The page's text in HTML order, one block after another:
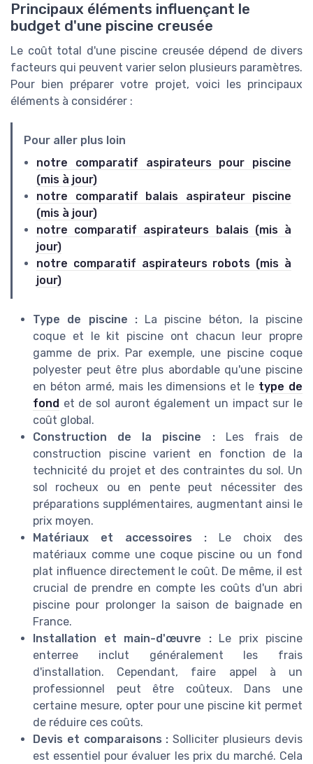
Principaux éléments influençant le
budget d'une piscine creusée
Le coût total d'une piscine creusée dépend de divers
facteurs qui peuvent varier selon plusieurs paramètres.
Pour bien préparer votre projet, voici les principaux
éléments à considérer :
Pour aller plus loin
notre comparatif aspirateurs pour piscine
(mis à jour)
notre comparatif balais aspirateur piscine
(mis à jour)
notre comparatif aspirateurs balais (mis à
jour)
notre comparatif aspirateurs robots (mis à
jour)
Type de piscine :La piscine béton, la piscine
coque et le kit piscine ont chacun leur propre
gamme de prix. Par exemple, une piscine coque
polyester peut être plus abordable qu'une piscine
en béton armé, mais les dimensions et le type de
fond et de sol auront également un impact sur le
coût global.
Construction de la piscine :Les frais de
construction piscine varient en fonction de la
technicité du projet et des contraintes du sol. Un
sol rocheux ou en pente peut nécessiter des
préparations supplémentaires, augmentant ainsi le
prix moyen.
Matériaux et accessoires : Le choix des
matériaux comme une coque piscine ou un fond
plat influence directement le coût. De même, il est
crucial de prendre en compte les coûts d'un abri
piscine pour prolonger la saison de baignade en
France.
Installation et main-d'œuvre :Le prix piscine
enterree inclut généralement les frais
d'installation. Cependant, faire appel à un
professionnel peut être coûteux. Dans une
certaine mesure, opter pour une piscine kit permet
de réduire ces coûts.
Devis et comparaisons : Solliciter plusieurs devis
est essentiel pour évaluer les prix du marché. Cela